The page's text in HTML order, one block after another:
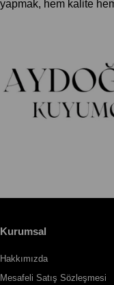
yapmak, hem kalite
Kurumsal
Hakkımızda
Mesafeli Satış Sözleşmesi